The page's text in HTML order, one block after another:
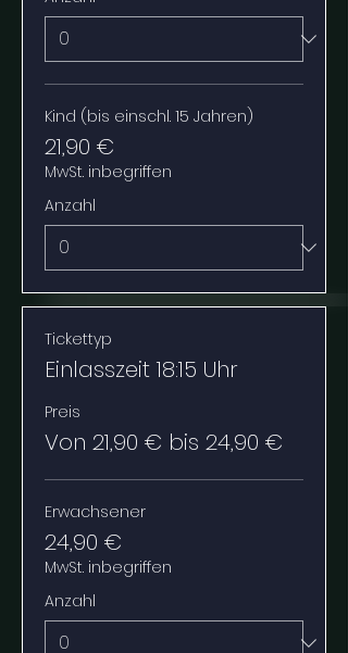
Kind (bis einschl. 15 Jahren)
21,90 €
MwSt. inbegriffen
Anzahl
Tickettyp
Einlasszeit 18:15 Uhr
Preis
Von 21,90 € bis 24,90 €
Erwachsener
24,90 €
MwSt. inbegriffen
Anzahl